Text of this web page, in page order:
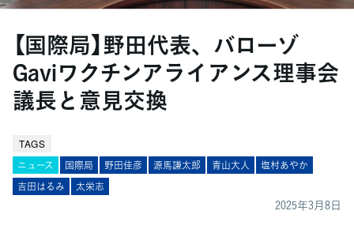
【国際局】野田代表、バローゾ
Gaviワクチンアライアンス理事会
議長と意見交換
TAGS
ニュース 国際局 野田佳彦 源馬謙太郎 青山大人
塩村あやか
吉田はるみ
太栄志
2025年3月8日